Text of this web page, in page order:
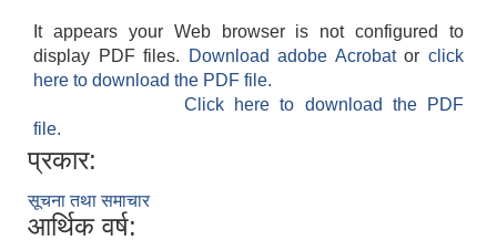
It appears your Web browser is not configured to
display PDF files.
Download adobe Acrobatorclick
here to download the PDF file.
Click here to download the PDF
file.
प्रकार:
सूचना तथा समाचार
आर्थिक वर्ष: